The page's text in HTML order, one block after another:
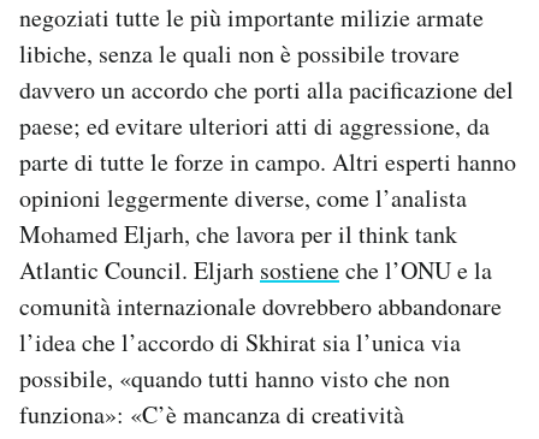
negoziati tutte le più importante milizie armate
libiche, senza le quali non è possibile trovare
davvero un accordo che porti alla pacificazione del
paese; ed evitare ulteriori atti di aggressione, da
parte di tutte le forze in campo. Altri esperti hanno
opinioni leggermente diverse, come l’analista
Mohamed Eljarh, che lavora per il think tank
Atlantic Council. Eljarh sostieneche l’ONU e la
comunità internazionale dovrebbero abbandonare
l’idea che l’accordo di Skhirat sia l’unica via
possibile, «quando tutti hanno visto che non
funziona»: «C’è mancanza di creatività